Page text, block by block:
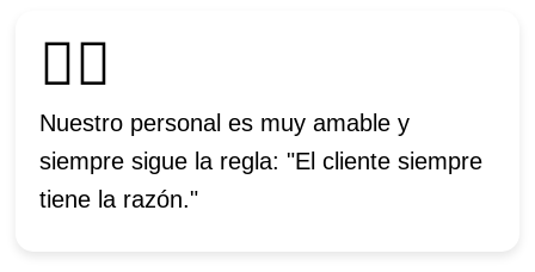
🙋‍♂️
Nuestro personal es muy amable y
siempre sigue la regla: "El cliente siempre
tiene la razón."